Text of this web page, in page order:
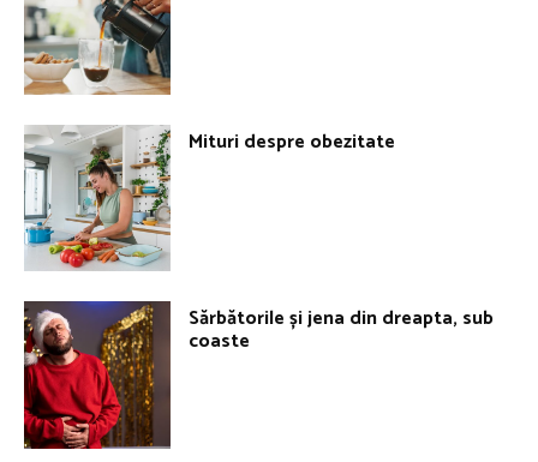
Mituri despre obezitate
Sărbătorile și jena din dreapta, sub
coaste